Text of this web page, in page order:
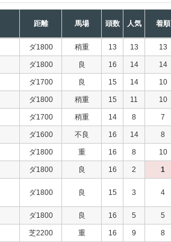
距離 馬場 頭数 人気 着順
ダ1800 稍重 13 13 13
ダ1800 良 16 14 14
ダ1700 良 15 14 10
ダ1800 稍重 15 11 10
ダ1700 稍重 14 8 7
ダ1600 不良 16 14 8
ダ1800 重 16 8 10
ダ1800 良 16 2 1
ダ1800 良 15 3 4
ダ1800 良 16 5 5
芝2200 重 16 9 8